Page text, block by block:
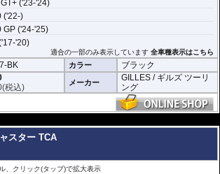
('23-'24)
('22-)
GP ('24-'25)
'20)
適合の一部のみ表示しています全車種表示はこちら
BK カラー ブラック
(税込) メーカー
GILLES / ギルズ ツーリ
ング
スター TCA
、クリック(タップ)で拡大表示